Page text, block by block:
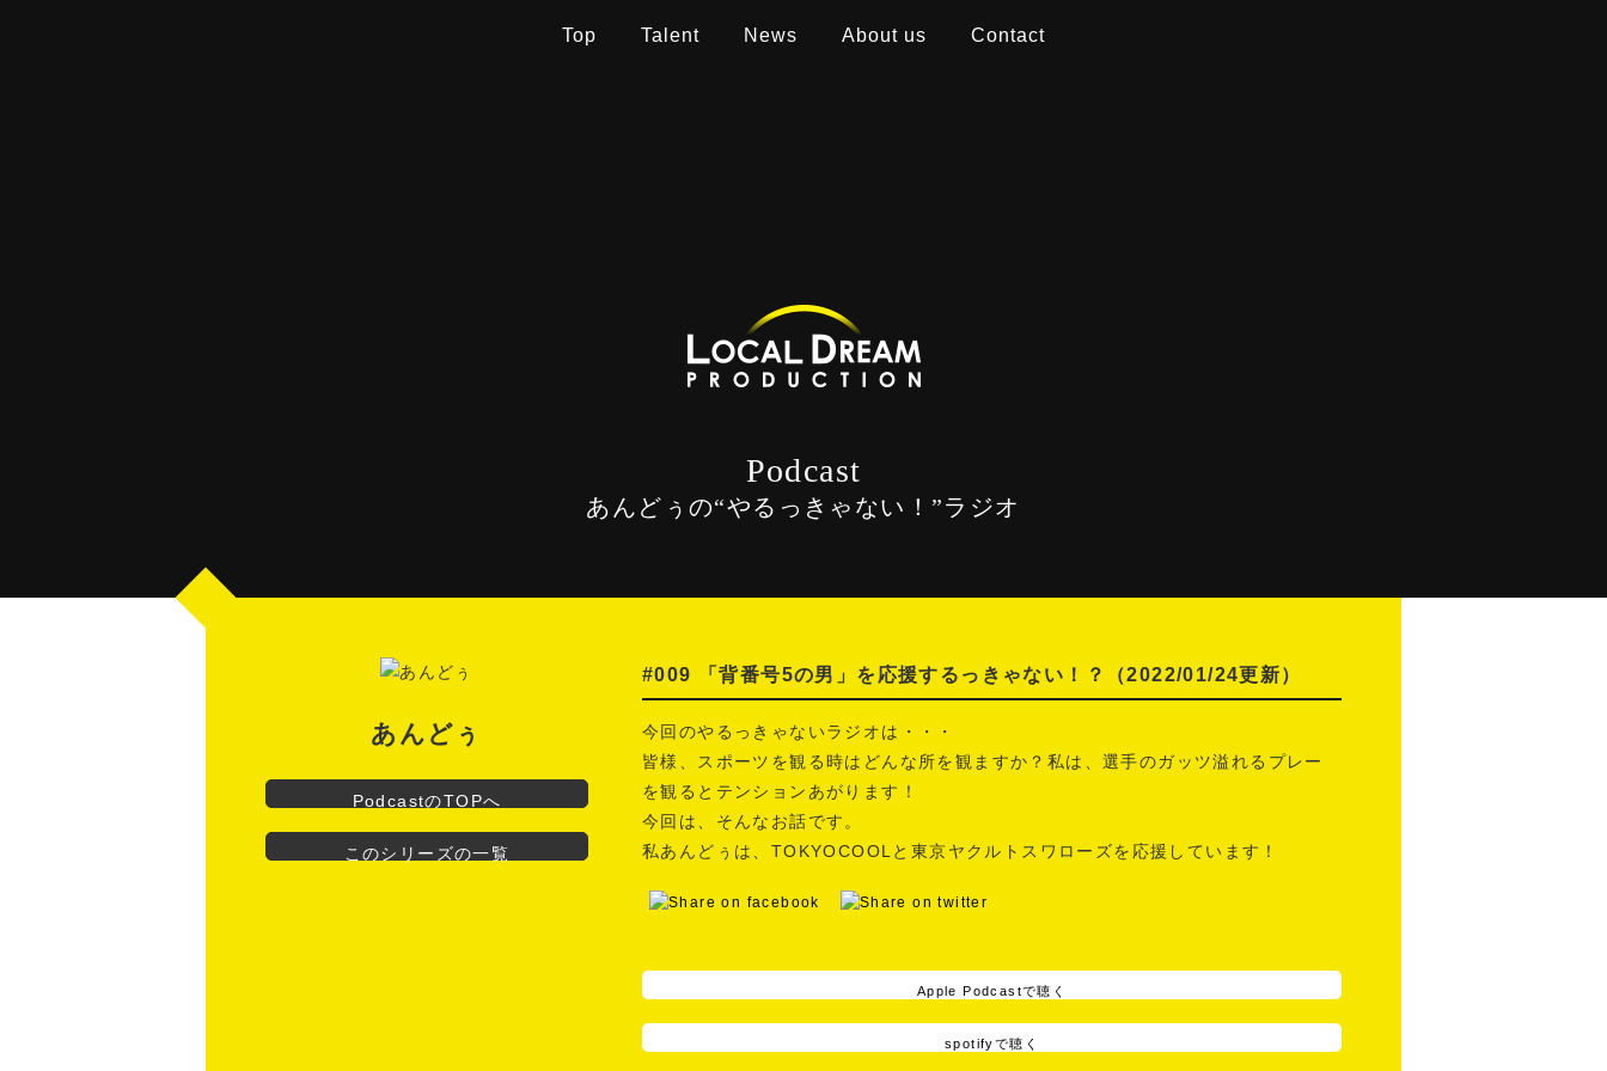
Top Talent News About us Contact
Podcast
あんどぅの“やるっきゃない！”ラジオ
あんどぅ
PodcastのTOPへ
このシリーズの一覧
#009 「背番号5の男」を応援するっきゃない！？ （2022/01/24更新）
今回のやるっきゃないラジオは・・・
皆様、スポーツを観る時はどんな所を観ますか？私は、選手のガッツ溢れるプレー
を観るとテンションあがります！
今回は、そんなお話です。
私あんどぅは、TOKYOCOOLと東京ヤクルトスワローズを応援しています！
Apple Podcastで聴く
spotifyで聴く